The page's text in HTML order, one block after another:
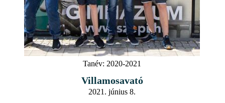
Tanév: 2020-2021
Villamosavató
2021. június 8.